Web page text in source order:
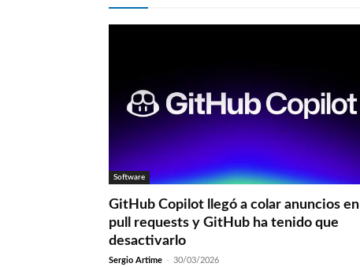
Software
GitHub Copilot llegó a colar anuncios en
pull requests y GitHub ha tenido que
desactivarlo
Sergio Artime - 30/03/2026